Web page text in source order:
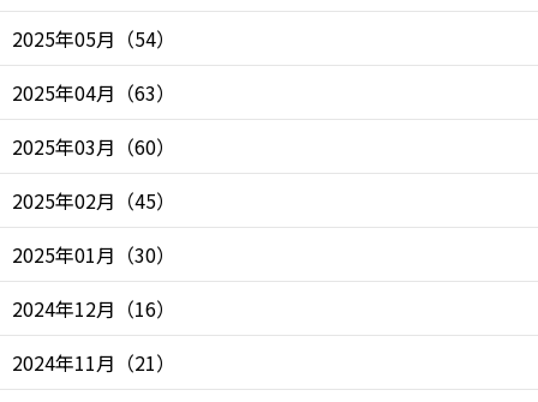
2025年05月 （54）
2025年04月 （63）
2025年03月 （60）
2025年02月 （45）
2025年01月 （30）
2024年12月 （16）
2024年11月 （21）